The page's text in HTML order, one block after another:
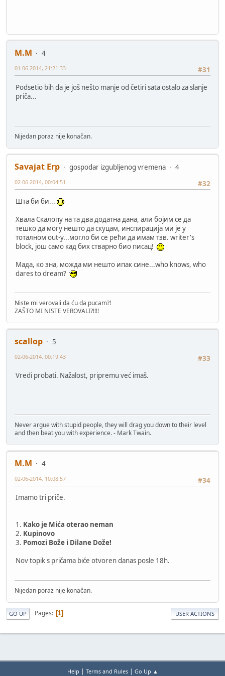
M.M
4
#31
01-06-2014, 21:21:33
Podsetio bih da je još nešto manje od četiri sata ostalo za slanje
priča...
Nijedan poraz nije konačan.
Savajat Erp gospodar izgubljenog vremena
4
#32
02-06-2014, 00:04:51
Шта би би...
Хвала Скалопу на та два додатна дана, али бојим се да
тешко да могу нешто да скуцам, инспирација ми је у
тоталном out-у...могло би се рећи да имам тзв. writer's
block, још само кад бих стварно био писац!
Мада, ко зна, можда ми нешто ипак сине...who knows, who
dares to dream?
Niste mi verovali da ću da pucam?!
ZAŠTO MI NISTE VEROVALI?!!!!
scallop
5
#33
02-06-2014, 00:19:43
Vredi probati. Nažalost, pripremu već imaš.
Never argue with stupid people, they will drag you down to their level
and then beat you with experience. - Mark Twain.
M.M
4
#34
02-06-2014, 10:08:57
Imamo tri priče.
1. Kako je Mića oterao neman
2. Kupinovo
3. Pomozi Bože i Dilane Dože!
Nov topik s pričama biće otvoren danas posle 18h.
Nijedan poraz nije konačan.
GO UP Pages 1 USER ACTIONS
Help | Terms and Rules| Go Up ▲